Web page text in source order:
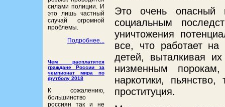
силами полиции. И
это лишь частный
случай огромной
проблемы.
Подробнее...
Чем расплатятся
граждане России за
чемпионат мира по
футболу 2018
К сожалению,
большинство
россиян так и не
Это очень опасный
социальным
уничтожения
все, что работает на
детей, выталкивая
низменным
наркотики, пьянство,
проституция.